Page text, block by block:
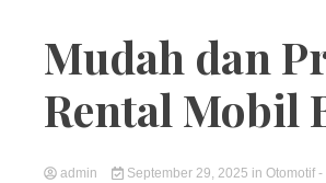
Mudah dan
Rental Mobil
admin September 29, 2025 in Otomotif -